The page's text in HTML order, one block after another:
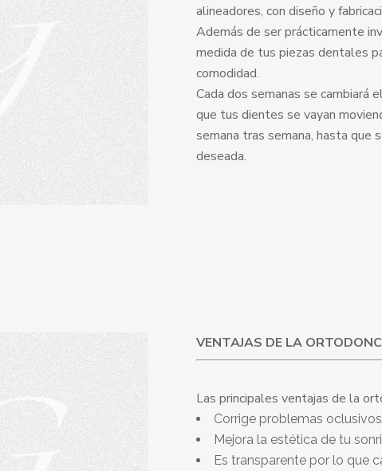
alineadores, con diseño y
Además de ser prácticamente
medida de tus piezas dentales
comodidad.
Cada dos semanas se cambiará
que tus dientes se vayan
semana tras semana, hasta que
deseada.
VENTAJAS DE LA
Las principales ventajas de la
Corrige problemas
Mejora la estética de tu
Es transparente por lo que